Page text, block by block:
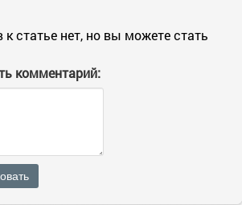
статье нет, но вы можете стать
комментарий: